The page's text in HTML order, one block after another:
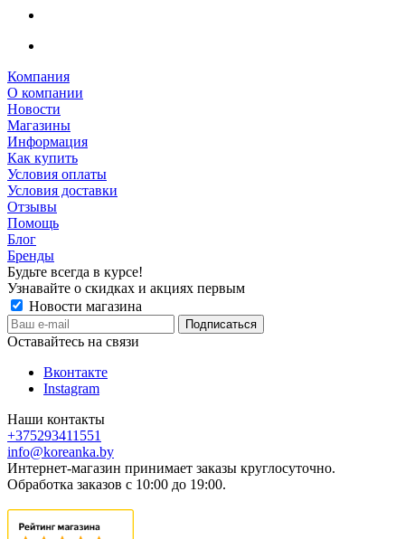
Компания
О компании
Новости
Магазины
Информация
Как купить
Условия оплаты
Условия доставки
Отзывы
Помощь
Блог
Бренды
Будьте всегда в курсе!
Узнавайте о скидках и акциях первым
Новости магазина
Оставайтесь на связи
Вконтакте
Instagram
Наши контакты
+375293411551
info@koreanka.by
Интернет-магазин принимает заказы круглосуточно.
Обработка заказов с 10:00 до 19:00.